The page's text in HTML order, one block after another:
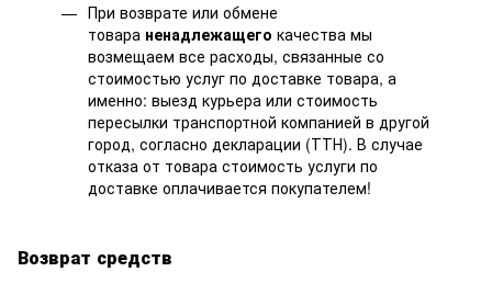
При возврате или обмене
товара ненадлежащего качества мы
возмещаем все расходы, связанные со
стоимостью услуг по доставке товара, а
именно: выезд курьера или стоимость
пересылки транспортной компанией в другой
город, согласно декларации (ТТН). В случае
отказа от товара стоимость услуги по
доставке оплачивается покупателем!
Возврат средств